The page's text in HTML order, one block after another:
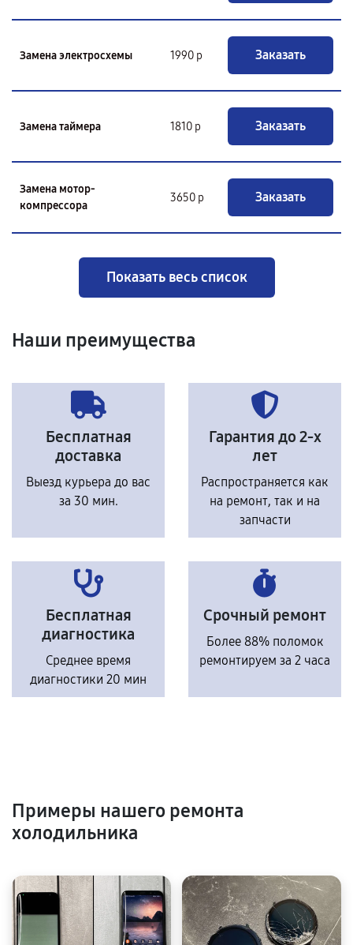
Замена электросхемы 1990 р Заказать
Замена таймера 1810 р Заказать
Замена мотор-
компрессора
3650 р Заказать
Показать весь список
Наши преимущества
Бесплатная
доставка
Выезд курьера до вас
за 30 мин.
Гарантия до 2-х
лет
Распространяется как
на ремонт, так и на
запчасти
Бесплатная
диагностика
Среднее время
диагностики 20 мин
Срочный ремонт
Более 88% поломок
ремонтируем за 2 часа
Примеры нашего ремонта
холодильника